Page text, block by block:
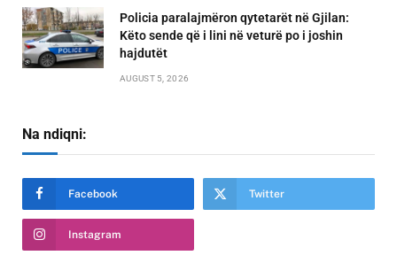
Policia paralajmëron qytetarët në Gjilan:
Këto sende që i lini në veturë po i joshin
hajdutët
AUGUST 5, 2026
Na ndiqni:
Facebook Twitter
Instagram